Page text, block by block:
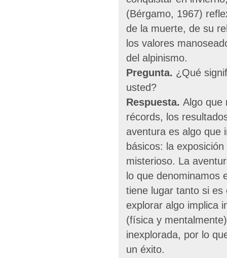
(Bérgamo, 1967)
de la muerte, de su
los valores
del alpinismo.
Pregunta. ¿Qué
usted?
Respuesta. Algo que
récords, los
aventura es algo que
básicos: la
misterioso. La
lo que denominamos
tiene lugar tanto si
explorar algo implica
(física y
inexplorada, por lo
un éxito.